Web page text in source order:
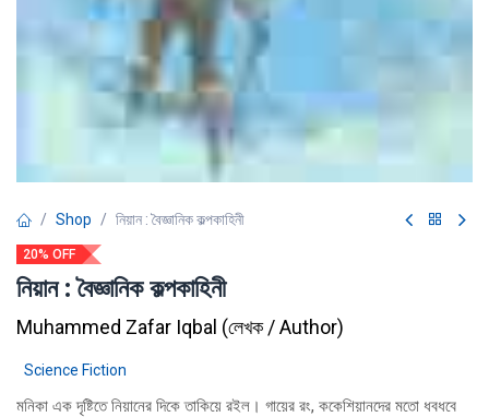
Shop নিয়ান : বৈজ্ঞানিক কল্পকাহিনী
20% OFF
নিয়ান : বৈজ্ঞানিক কল্পকাহিনী
Muhammed Zafar Iqbal (লেখক / Author)
Science Fiction
মনিকা এক দৃষ্টিতে নিয়ানের দিকে তাকিয়ে রইল। গায়ের রং, ককেশিয়ানদের মতাে ধবধবে